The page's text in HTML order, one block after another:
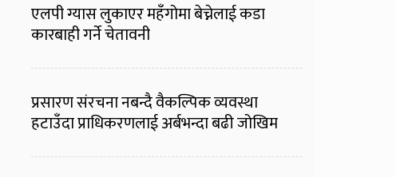
एलपी ग्यास लुकाएर महँगोमा बेच्नेलाई कडा
कारबाही गर्ने चेतावनी
प्रसारण संरचना नबन्दै वैकल्पिक व्यवस्था
हटाउँदा प्राधिकरणलाई अर्बभन्दा बढी जोखिम